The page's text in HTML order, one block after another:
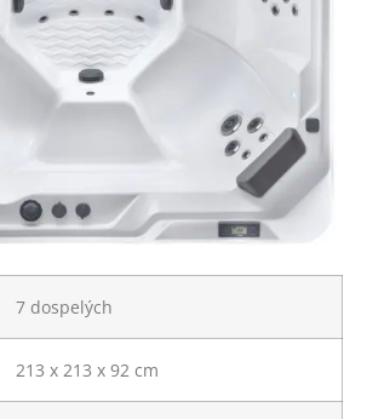
7 dospelých
213 x 213 x 92 cm